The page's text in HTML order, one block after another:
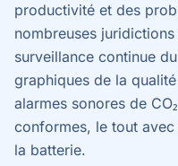
productivité et des
nombreuses
surveillance continue
graphiques de la
alarmes sonores de
conformes, le tout
la batterie.